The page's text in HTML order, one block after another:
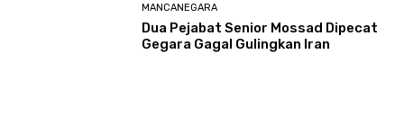
MANCANEGARA
Dua Pejabat Senior Mossad Dipecat
Gegara Gagal Gulingkan Iran